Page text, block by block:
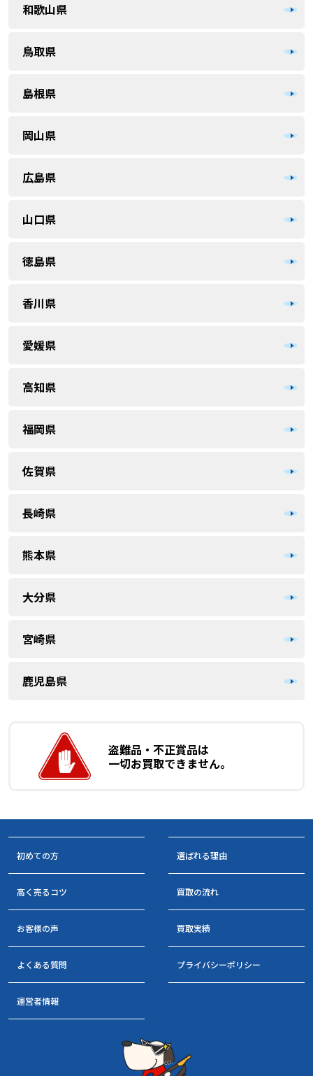
和歌山県
鳥取県
島根県
岡山県
広島県
山口県
徳島県
香川県
愛媛県
高知県
福岡県
佐賀県
長崎県
熊本県
大分県
宮崎県
鹿児島県
盗難品・不正賞品は
一切お買取できません。
初めての方 選ばれる理由
高く売るコツ 買取の流れ
お客様の声 買取実績
よくある質問 プライバシーポリシー
運営者情報